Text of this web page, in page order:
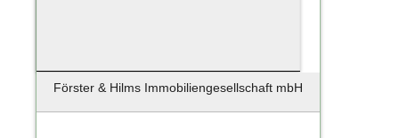
Förster & Hilms Immobiliengesellschaft mbH